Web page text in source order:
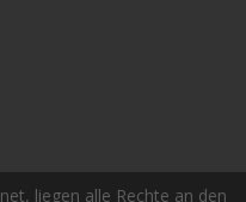
liegen alle Rechte an den